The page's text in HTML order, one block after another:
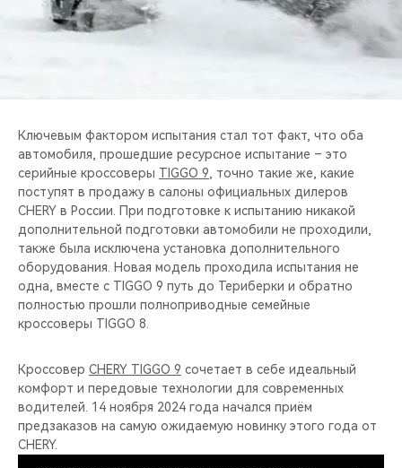
Ключевым фактором испытания стал тот факт, что оба
автомобиля, прошедшие ресурсное испытание – это
серийные кроссоверы TIGGO 9 , точно такие же, какие
поступят в продажу в салоны официальных дилеров
CHERY в России. При подготовке к испытанию никакой
дополнительной подготовки автомобили не проходили,
также была исключена установка дополнительного
оборудования. Новая модель проходила испытания не
одна, вместе с TIGGO 9 путь до Териберки и обратно
полностью прошли полноприводные семейные
кроссоверы TIGGO 8.
Кроссовер CHERY TIGGO 9 сочетает в себе идеальный
комфорт и передовые технологии для современных
водителей. 14 ноября 2024 года начался приём
предзаказов на самую ожидаемую новинку этого года от
CHERY.